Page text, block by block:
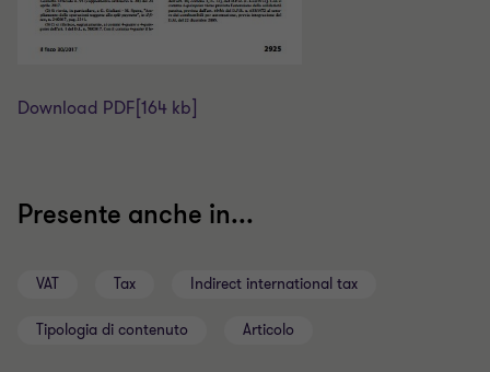
Download PDF [164 kb]
Presente anche in...
VAT Tax Indirect international tax
Tipologia di contenuto Articolo